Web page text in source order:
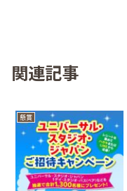
関連記事
懸賞